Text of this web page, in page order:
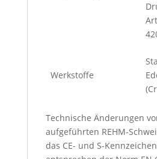
Werkstoffe
Technische Änderungen
aufgeführten REHM-
das CE- und S-